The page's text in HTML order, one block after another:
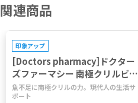
関連商品
印象アップ
[Doctors pharmacy]ドクター
ズファーマシー 南極クリルビタ
ミン 【1袋120粒】
魚不足に南極クリルの力。現代人の生活サ
ポート